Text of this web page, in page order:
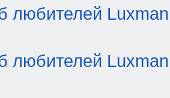
любителей Luxman
любителей Luxman